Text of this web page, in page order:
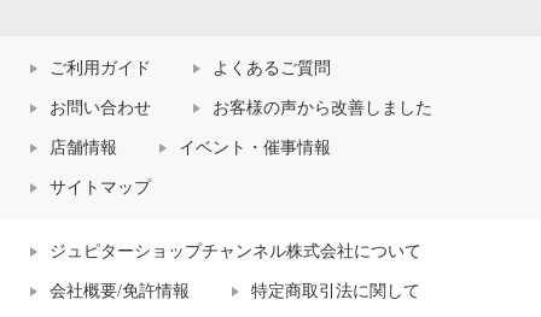
ご利用ガイド よくあるご質問
お問い合わせ お客様の声から改善しました
店舗情報 イベント・催事情報
サイトマップ
ジュピターショップチャンネル株式会社について
会社概要/免許情報 特定商取引法に関して